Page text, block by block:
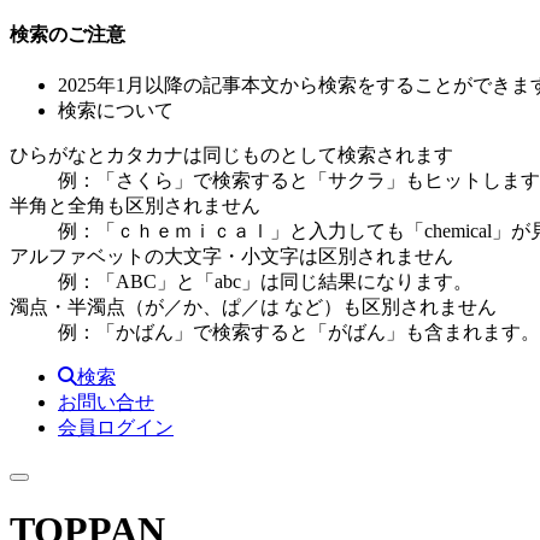
検索のご注意
2025年1月以降の記事本文から検索をすることができま
検索について
ひらがなとカタカナは同じものとして検索されます
例：「さくら」で検索すると「サクラ」もヒットします
半角と全角も区別されません
例：「ｃｈｅｍｉｃａｌ」と入力しても「chemical」が
アルファベットの大文字・小文字は区別されません
例：「ABC」と「abc」は同じ結果になります。
濁点・半濁点（が／か、ぱ／は など）も区別されません
例：「かばん」で検索すると「がばん」も含まれます。
検索
お問い合せ
会員ログイン
TOPPAN